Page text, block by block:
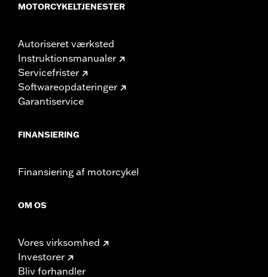
MOTORCYKELTJENESTER
Autoriseret værksted
Instruktionsmanualer
Servicefrister
Softwareopdateringer
Garantiservice
FINANSIERING
Finansiering af motorcykel
OM OS
Vores virksomhed
Investorer
Bliv forhandler